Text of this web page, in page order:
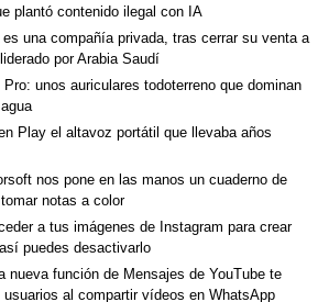
plantó contenido ilegal con IA
una compañía privada, tras cerrar su venta a
por Arabia Saudí
unos auriculares todoterreno que dominan
Play el altavoz portátil que llevaba años
nos pone en las manos un cuaderno de
notas a color
a tus imágenes de Instagram para crear
puedes desactivarlo
nueva función de Mensajes de YouTube te
al compartir vídeos en WhatsApp